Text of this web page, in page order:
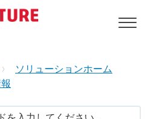
ソリューションホーム